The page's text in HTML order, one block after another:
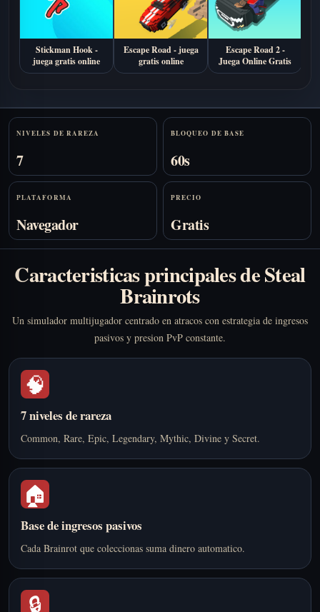
Stickman Hook -
juega gratis online
Escape Road - juega
gratis online
Escape Road 2 -
Juega Online Gratis
Stats
NIVELES DE RAREZA
7
BLOQUEO DE BASE
60s
PLATAFORMA
Navegador
PRECIO
Gratis
Caracteristicas principales de Steal
Brainrots
Un simulador multijugador centrado en atracos con estrategia de ingresos
pasivos y presion PvP constante.
🧠
7 niveles de rareza
Common, Rare, Epic, Legendary, Mythic, Divine y Secret.
🏠
Base de ingresos pasivos
Cada Brainrot que coleccionas suma dinero automatico.
🔒